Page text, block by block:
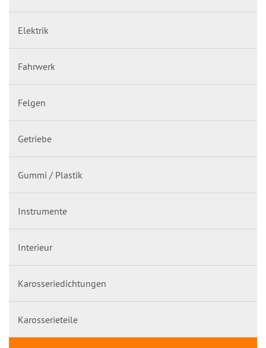
Elektrik
Fahrwerk
Felgen
Getriebe
Gummi / Plastik
Instrumente
Interieur
Karosseriedichtungen
Karosserieteile